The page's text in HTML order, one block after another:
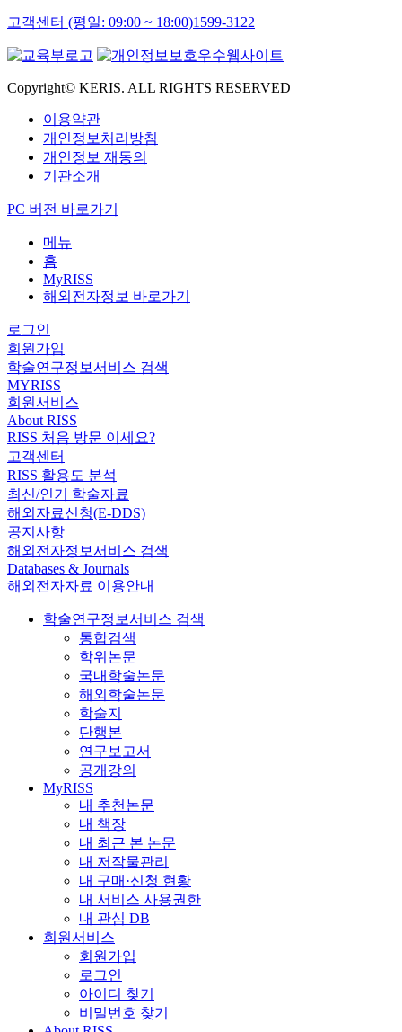
고객센터 (평일: 09:00 ~ 18:00)1599-3122
Copyright© KERIS. ALL RIGHTS RESERVED
이용약관
개인정보처리방침
개인정보 재동의
기관소개
PC 버전 바로가기
메뉴
홈
MyRISS
해외전자정보 바로가기
로그인
회원가입
학술연구정보서비스 검색
MYRISS
회원서비스
About RISS
RISS 처음 방문 이세요?
고객센터
RISS 활용도 분석
최신/인기 학술자료
해외자료신청(E-DDS)
공지사항
해외전자정보서비스 검색
Databases & Journals
해외전자자료 이용안내
학술연구정보서비스 검색
통합검색
학위논문
국내학술논문
해외학술논문
학술지
단행본
연구보고서
공개강의
MyRISS
내 추천논문
내 책장
내 최근 본 논문
내 저작물관리
내 구매·신청 현황
내 서비스 사용권한
내 관심 DB
회원서비스
회원가입
로그인
아이디 찾기
비밀번호 찾기